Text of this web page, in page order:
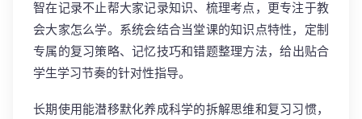
智在记录不止帮大家记录知识、梳理考点，更专注于教
会大家怎么学。系统会结合当堂课的知识点特性，定制
专属的复习策略、记忆技巧和错题整理方法，给出贴合
学生学习节奏的针对性指导。
长期使用能潜移默化养成科学的拆解思维和复习习惯，